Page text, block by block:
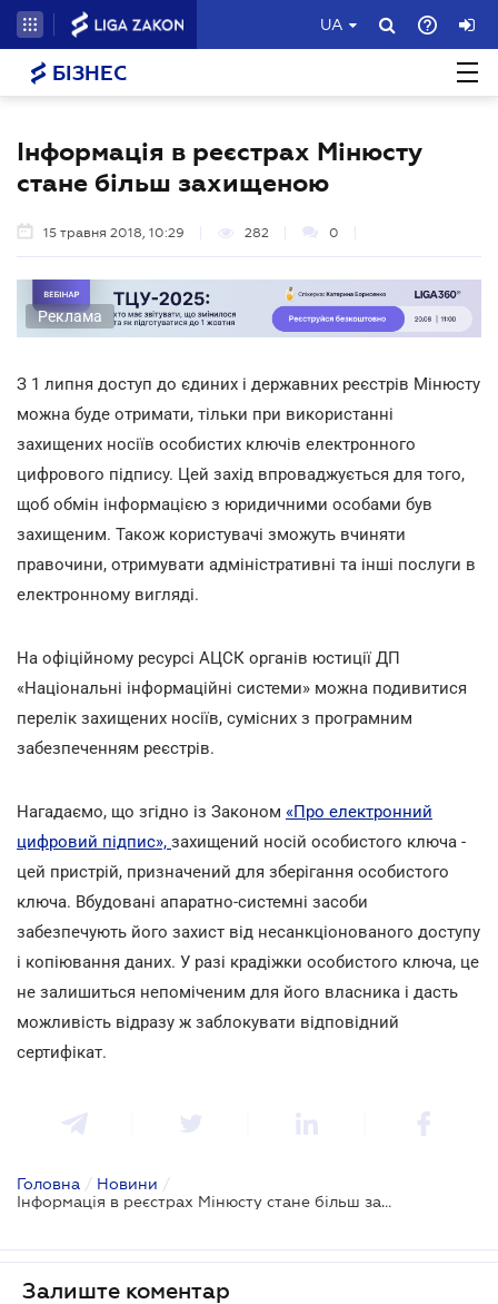
UA
БІЗНЕС
Інформація в реєстрах Мінюсту
стане більш захищеною
15 травня 2018, 10:29 282 0
Реклама
З 1 липня доступ до єдиних і державних реєстрів Мінюсту
можна буде отримати, тільки при використанні
захищених носіїв особистих ключів електронного
цифрового підпису. Цей захід впроваджується для того,
щоб обмін інформацією з юридичними особами був
захищеним. Також користувачі зможуть вчиняти
правочини, отримувати адміністративні та інші послуги в
електронному вигляді.
На офіційному ресурсі АЦСК органів юстиції ДП
«Національні інформаційні системи» можна подивитися
перелік захищених носіїв, сумісних з програмним
забезпеченням реєстрів.
Нагадаємо, що згідно із Законом «Про електронний
цифровий підпис», захищений носій особистого ключа -
цей пристрій, призначений для зберігання особистого
ключа. Вбудовані апаратно-системні засоби
забезпечують його захист від несанкціонованого доступу
і копіювання даних. У разі крадіжки особистого ключа, це
не залишиться непоміченим для його власника і дасть
можливість відразу ж заблокувати відповідний
сертифікат.
Головна / Новини /
Інформація в реєстрах Мінюсту стане більш захищеною
Залиште коментар